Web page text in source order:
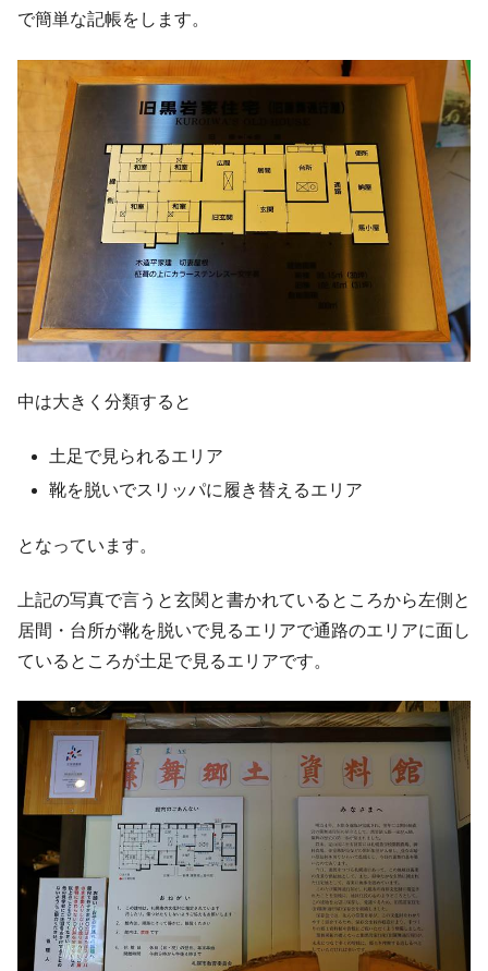
で簡単な記帳をします。
中は大きく分類すると
土足で見られるエリア
靴を脱いでスリッパに履き替えるエリア
となっています。
上記の写真で言うと玄関と書かれているところから左側と
居間・台所が靴を脱いで見るエリアで通路のエリアに面し
ているところが土足で見るエリアです。